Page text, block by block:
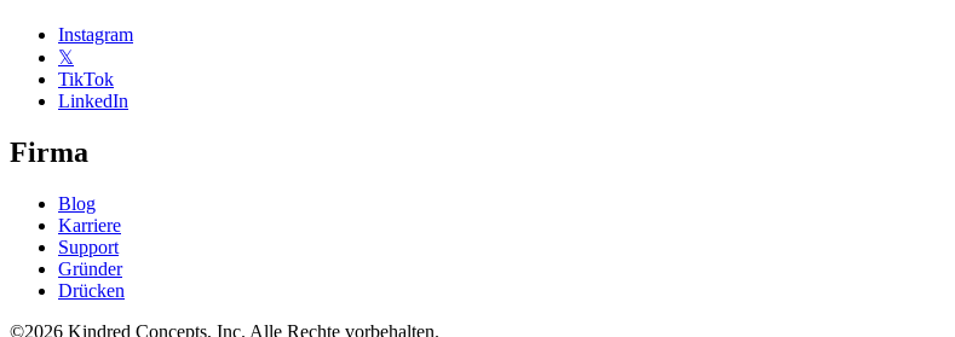
Instagram
𝕏
TikTok
LinkedIn
Firma
Blog
Karriere
Support
Gründer
Drücken
©2026 Kindred Concepts, Inc. Alle Rechte vorbehalten.